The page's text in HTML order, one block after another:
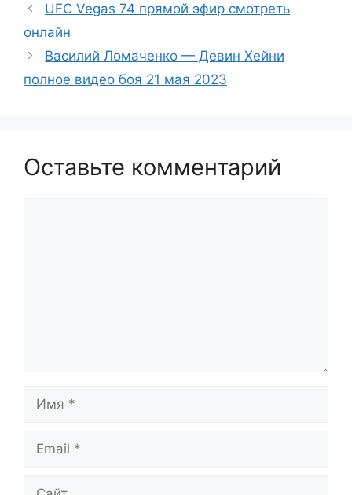
UFC Vegas 74 прямой эфир смотреть
онлайн
Василий Ломаченко — Девин Хейни
полное видео боя 21 мая 2023
Оставьте комментарий
Имя
Email
Сайт